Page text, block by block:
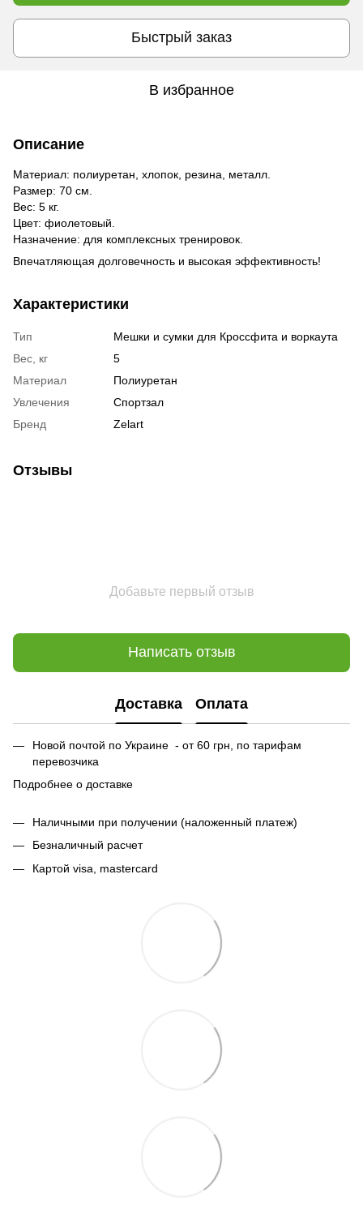
Быстрый заказ
В избранное
Описание
Материал: полиуретан, хлопок, резина, металл.
Размер: 70 см.
Вес: 5 кг.
Цвет: фиолетовый.
Назначение: для комплексных тренировок.
Впечатляющая долговечность и высокая эффективность!
Характеристики
Тип
Мешки и сумки для Кроссфита и воркаута
Вес, кг
5
Материал
Полиуретан
Увлечения
Спортзал
Бренд
Zelart
Отзывы
Добавьте первый отзыв
Написать отзыв
Доставка Оплата
Новой почтой по Украине - от 60 грн, по тарифам
перевозчика
Подробнее о доставке
Наличными при получении (наложенный платеж)
Безналичный расчет
Картой visa, mastercard